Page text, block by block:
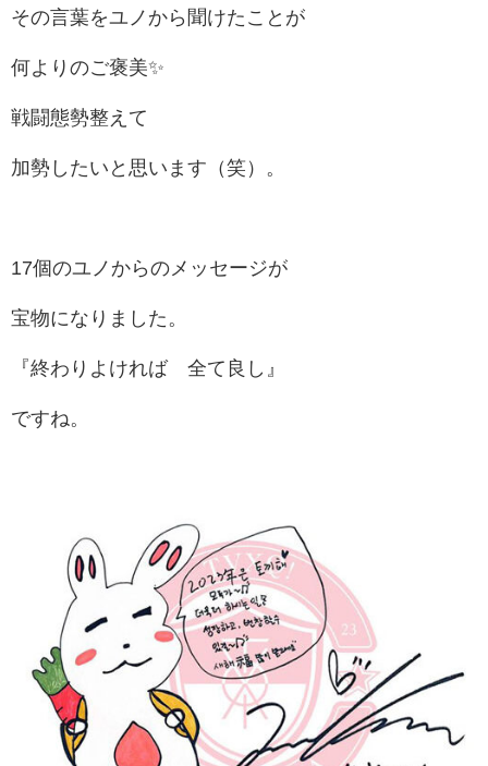
その言葉をユノから聞けたことが
何よりのご褒美✨
戦闘態勢整えて
加勢したいと思います（笑）。
17個のユノからのメッセージが
宝物になりました。
『終わりよければ 全て良し』
ですね。